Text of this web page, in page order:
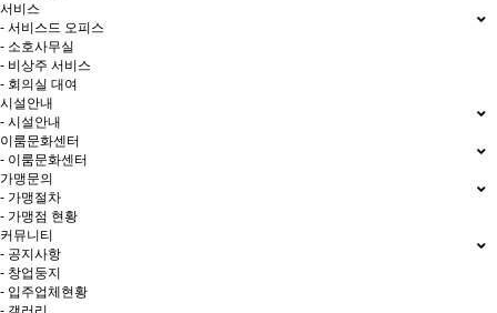
서비스
- 서비스드 오피스
- 소호사무실
- 비상주 서비스
- 회의실 대여
시설안내
- 시설안내
이룸문화센터
- 이룸문화센터
가맹문의
- 가맹절차
- 가맹점 현황
커뮤니티
- 공지사항
- 창업둥지
- 입주업체현황